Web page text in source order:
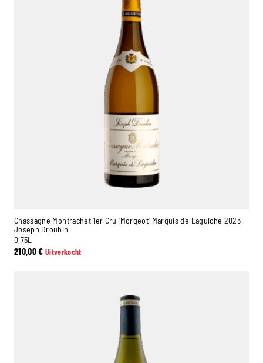
Chassagne Montrachet 1er Cru 'Morgeot' Marquis de Laguiche 2023
Joseph Drouhin
0,75L
210,00€ Uitverkocht